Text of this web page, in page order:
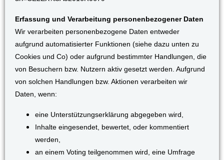
Erfassung und Verarbeitung personenbezogener Daten
Wir verarbeiten personenbezogene Daten entweder
aufgrund automatisierter Funktionen (siehe dazu unten zu
Cookies und Co) oder aufgrund bestimmter Handlungen, die
von Besuchern bzw. Nutzern aktiv gesetzt werden. Aufgrund
von solchen Handlungen bzw. Aktionen verarbeiten wir
Daten, wenn:
eine Unterstützungserklärung abgegeben wird,
Inhalte eingesendet, bewertet, oder kommentiert
werden,
an einem Voting teilgenommen wird, eine Umfrage